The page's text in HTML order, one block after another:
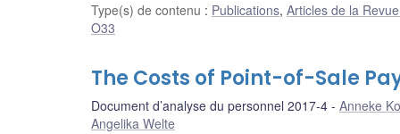
Type(s) de contenu : Publications, Articles de la
O33
The Costs of Point-of-Sale
Document d’analyse du personnel 2017-4
Anneke
Angelika Welte